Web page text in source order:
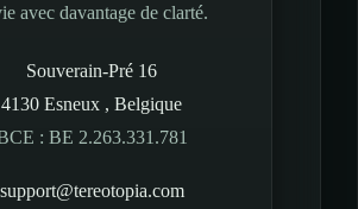
avec davantage de clarté.
Souverain-Pré 16
4130 Esneux , Belgique
: BE 2.263.331.781
support@tereotopia.com